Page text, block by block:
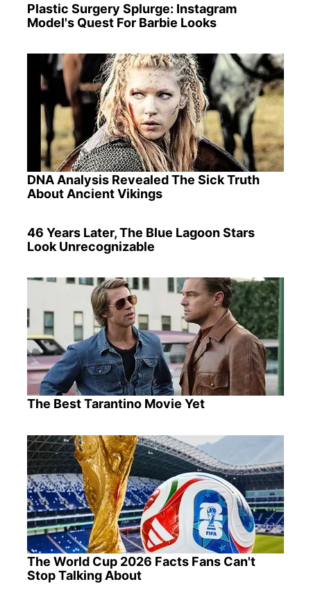
Plastic Surgery Splurge: Instagram
Model's Quest For Barbie Looks
DNA Analysis Revealed The Sick Truth
About Ancient Vikings
46 Years Later, The Blue Lagoon Stars
Look Unrecognizable
The Best Tarantino Movie Yet
The World Cup 2026 Facts Fans Can't
Stop Talking About